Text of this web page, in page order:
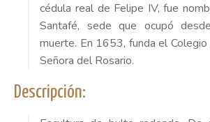
cédula real de Felipe IV, fue
Santafé, sede que ocupó
muerte. En 1653, funda el
Señora del Rosario.
Descripción: